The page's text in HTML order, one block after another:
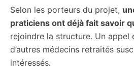
Selon les porteurs du projet,
praticiens ont déjà fait savoir
rejoindre la structure. Un appel
d’autres médecins retraités
intéressés.